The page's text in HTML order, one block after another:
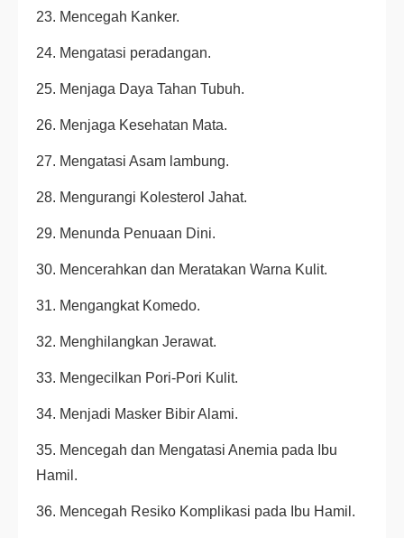
23. Mencegah Kanker.
24. Mengatasi peradangan.
25. Menjaga Daya Tahan Tubuh.
26. Menjaga Kesehatan Mata.
27. Mengatasi Asam lambung.
28. Mengurangi Kolesterol Jahat.
29. Menunda Penuaan Dini.
30. Mencerahkan dan Meratakan Warna Kulit.
31. Mengangkat Komedo.
32. Menghilangkan Jerawat.
33. Mengecilkan Pori-Pori Kulit.
34. Menjadi Masker Bibir Alami.
35. Mencegah dan Mengatasi Anemia pada Ibu
Hamil.
36. Mencegah Resiko Komplikasi pada Ibu Hamil.